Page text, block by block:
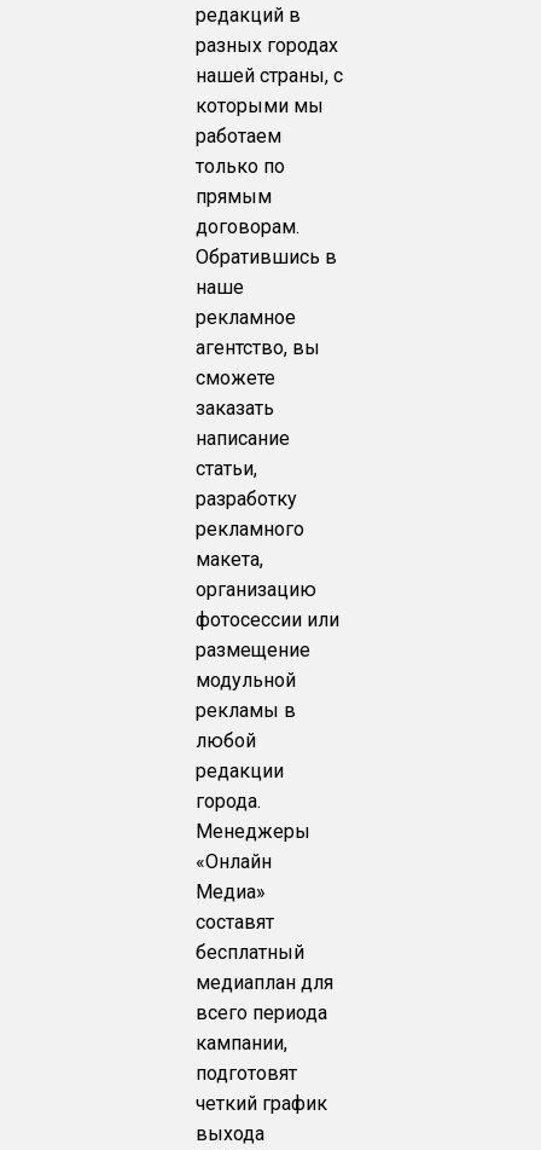
редакций в
разных городах
нашей страны, с
которыми мы
работаем
только по
прямым
договорам.
Обратившись в
наше
рекламное
агентство, вы
сможете
заказать
написание
статьи,
разработку
рекламного
макета,
организацию
фотосессии или
размещение
модульной
рекламы в
любой
редакции
города.
Менеджеры
«Онлайн
Медиа»
составят
бесплатный
медиаплан для
всего периода
кампании,
подготовят
четкий график
выхода